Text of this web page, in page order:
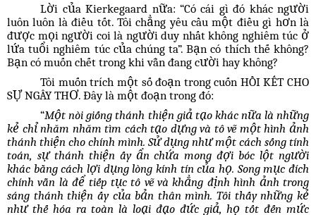
Lời của Kierkegaard nữa: “Có cái gì đó khác người
luôn luôn là điều tốt. Tôi chẳng yêu cầu một điều gì hơn là
được mọi người coi là người duy nhất không nghiêm túc ở
lứa tuổi nghiêm túc của chúng ta”. Bạn có thích thế không?
Bạn có muốn chết trong khi vẫn đang cười hay không?
Tôi muốn trích một số đoạn trong cuốn HỒI KẾT CHO
SỰ NGÂY THƠ. Đây là một đoạn trong đó:
“Một nòi giống thánh thiện giả tạo khác nữa là những
kẻ chỉ nhăm nhăm tìm cách tạo dựng và tô vẽ một hình ảnh
thánh thiện cho chính mình. Sử dụng như một cách sống tính
toán, sự thánh thiện ấy ẩn chứa mong đợi bóc lột người
khác bằng cách lợi dụng lòng kính tín của họ. Song mục đích
chính vẫn là để tiếp tục tô vẽ và khẳng định hình ảnh trong
sáng thánh thiện ấy của bản thân mình. Tôi thấy những kẻ
như thế hóa ra toàn là loại đạo đức giả, họ tốt đến mức